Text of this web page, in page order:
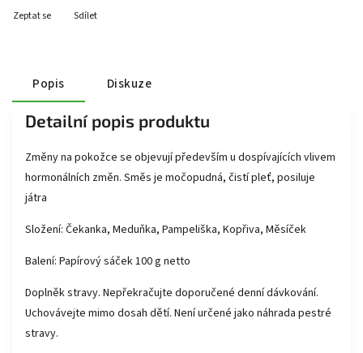
Zeptat se Sdílet
Popis Diskuze
Detailní popis produktu
Změny na pokožce se objevují především u dospívajících vlivem
hormonálních změn. Směs je močopudná, čistí pleť, posiluje
játra
Složení: Čekanka, Meduňka, Pampeliška, Kopřiva, Měsíček
Balení: Papírový sáček 100 g netto
Doplněk stravy. Nepřekračujte doporučené denní dávkování.
Uchovávejte mimo dosah dětí. Není určené jako náhrada pestré
stravy.